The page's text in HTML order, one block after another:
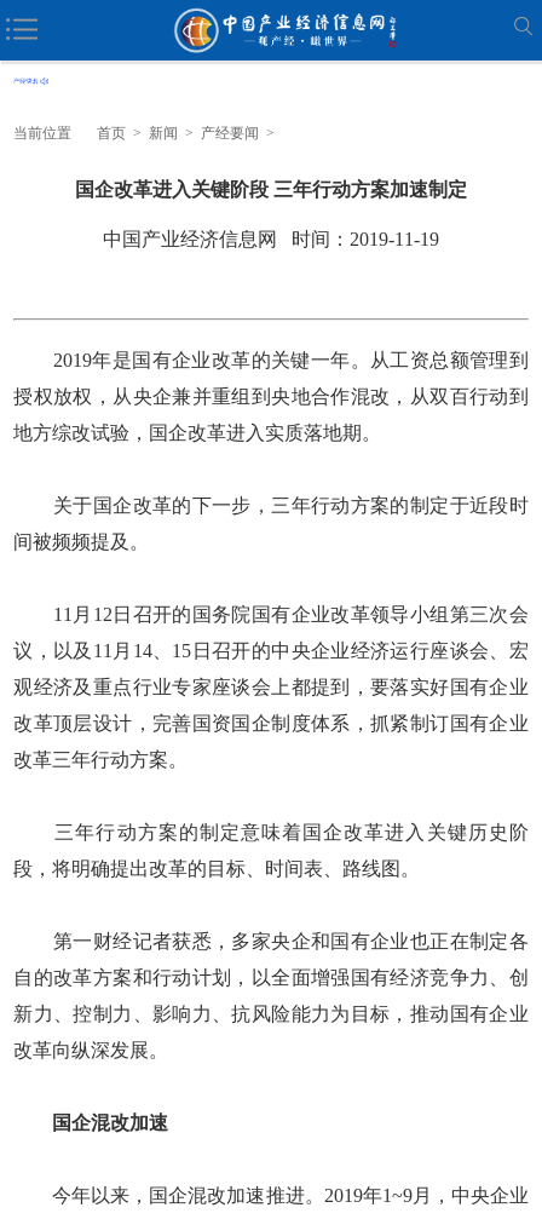
当前位置 首页 > 新闻 > 产经要闻 >
国企改革进入关键阶段 三年行动方案加速制定
中国产业经济信息网 时间：2019-11-19
2019年是国有企业改革的关键一年。从工资总额管理到
授权放权，从央企兼并重组到央地合作混改，从双百行动到
地方综改试验，国企改革进入实质落地期。
关于国企改革的下一步，三年行动方案的制定于近段时
间被频频提及。
11月12日召开的国务院国有企业改革领导小组第三次会
议，以及11月14、15日召开的中央企业经济运行座谈会、宏
观经济及重点行业专家座谈会上都提到，要落实好国有企业
改革顶层设计，完善国资国企制度体系，抓紧制订国有企业
改革三年行动方案。
三年行动方案的制定意味着国企改革进入关键历史阶
段，将明确提出改革的目标、时间表、路线图。
第一财经记者获悉，多家央企和国有企业也正在制定各
自的改革方案和行动计划，以全面增强国有经济竞争力、创
新力、控制力、影响力、抗风险能力为目标，推动国有企业
改革向纵深发展。
国企混改加速
今年以来，国企混改加速推进。2019年1~9月，中央企业